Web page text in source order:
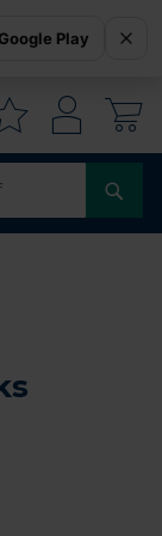
Play